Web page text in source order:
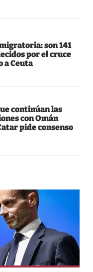
son 141
por el cruce
a Ceuta
continúan las
con Omán
pide consenso